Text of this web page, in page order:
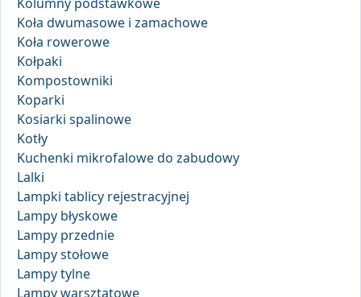
Koła dwumasowe i zamachowe
Koła rowerowe
Kołpaki
Kompostowniki
Koparki
Kosiarki spalinowe
Kotły
Kuchenki mikrofalowe do zabudowy
Lalki
Lampki tablicy rejestracyjnej
Lampy błyskowe
Lampy przednie
Lampy stołowe
Lampy tylne
Lampy warsztatowe